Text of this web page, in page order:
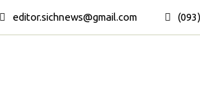
editor.sichnews@gmail.com